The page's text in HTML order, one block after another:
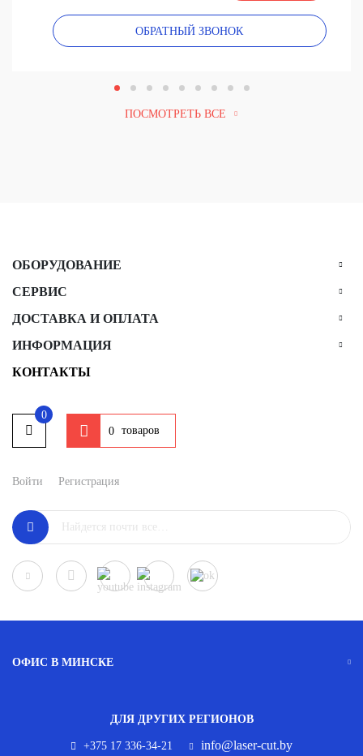
ОБРАТНЫЙ ЗВОНОК
ПОСМОТРЕТЬ ВСЕ
ОБОРУДОВАНИЕ
СЕРВИС
ДОСТАВКА И ОПЛАТА
ИНФОРМАЦИЯ
КОНТАКТЫ
0
0 товаров
Войти Регистрация
ОФИС В МИНСКЕ
ДЛЯ ДРУГИХ РЕГИОНОВ
+375 17 336-34-21 info@laser-cut.by